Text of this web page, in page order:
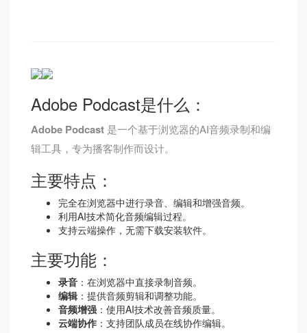
Adobe Podcast是什么：
Adobe Podcast 是一个基于浏览器的AI音频录制和编
辑工具，专为播客制作而设计。
主要特点：
完全在浏览器中进行录音、编辑和增强音频。
利用AI技术简化音频编辑过程。
支持云端操作，无需下载安装软件。
主要功能：
录音 ：在浏览器中直接录制音频。
编辑 ：提供音频剪辑和调整功能。
音频增强 ：使用AI技术改善音频质量。
云端协作 ：支持团队成员在线协作编辑。